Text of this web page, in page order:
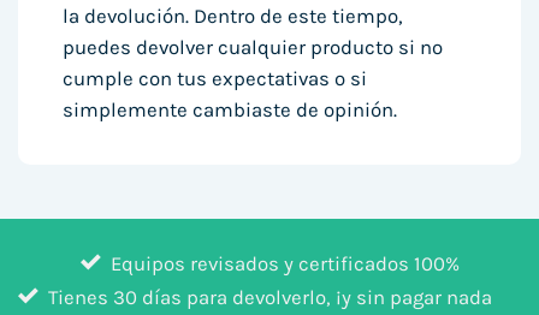
la devolución. Dentro de este tiempo,
puedes devolver cualquier producto si no
cumple con tus expectativas o si
simplemente cambiaste de opinión.
Equipos revisados y certificados 100%
Tienes 30 días para devolverlo, ¡y sin pagar nada